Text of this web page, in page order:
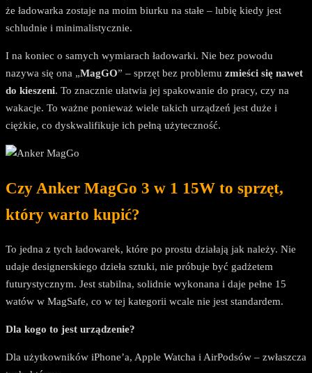
że ładowarka zostaje na moim biurku na stałe – lubię kiedy jest
schludnie i minimalistycznie.
I na koniec o samych wymiarach ładowarki. Nie bez powodu
nazywa się ona „MagGO” – sprzęt bez problemu zmieści się nawet
do kieszeni. To znacznie ułatwia jej spakowanie do pracy, czy na
wakacje. To ważne ponieważ wiele takich urządzeń jest duże i
ciężkie, co dyskwalifikuje ich pełną użyteczność.
Czy Anker MagGo 3 w 1 15W to sprzęt,
który warto kupić?
To jedna z tych ładowarek, które po prostu działają jak należy. Nie
udaje designerskiego dzieła sztuki, nie próbuje być gadżetem
futurystycznym. Jest stabilna, solidnie wykonana i daje pełne 15
watów w MagSafe, co w tej kategorii wcale nie jest standardem.
Dla kogo to jest urządzenie?
Dla użytkowników iPhone’a, Apple Watcha i AirPodsów – zwłaszcza